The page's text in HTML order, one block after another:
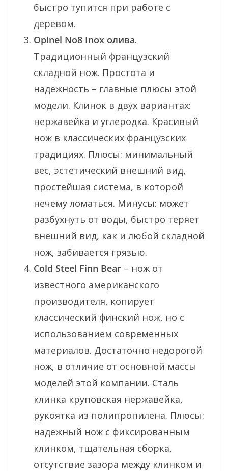
быстро тупится при работе с
деревом.
Opinel No8 Inox олива.
Традиционный французский
складной нож. Простота и
надежность – главные плюсы этой
модели. Клинок в двух вариантах:
нержавейка и углеродка. Красивый
нож в классических французских
традициях. Плюсы: минимальный
вес, эстетический внешний вид,
простейшая система, в которой
нечему ломаться. Минусы: может
разбухнуть от воды, быстро теряет
внешний вид, как и любой складной
нож, забивается грязью.
Cold Steel Finn Bear – нож от
известного американского
производителя, копирует
классический финский нож, но с
использованием современных
материалов. Достаточно недорогой
нож, в отличие от основной массы
моделей этой компании. Сталь
клинка круповская нержавейка,
рукоятка из полипропилена. Плюсы:
надежный нож с фиксированным
клинком, тщательная сборка,
отсутствие зазора между клинком и